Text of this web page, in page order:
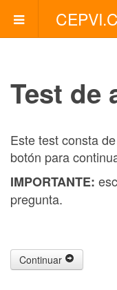
Test de
Este test consta
botón para
IMPORTANTE:
pregunta.
Continuar